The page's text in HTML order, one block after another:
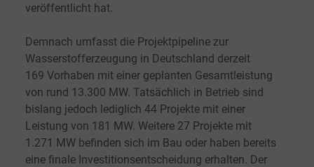
veröffentlicht hat.
Demnach umfasst die Projektpipeline zur
Wasserstofferzeugung in Deutschland derzeit
169 Vorhaben mit einer geplanten Gesamtleistung
von rund 13.300 MW. Tatsächlich in Betrieb sind
bislang jedoch lediglich 44 Projekte mit einer
Leistung von 181 MW. Weitere 27 Projekte mit
1.271 MW befinden sich im Bau oder haben bereits
eine finale Investitionsentscheidung erhalten. Der